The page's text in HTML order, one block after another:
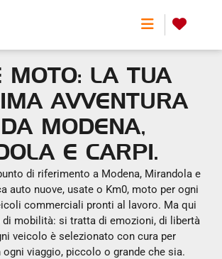
MOTO: LA TUA
AVVENTURA
MODENA,
E CARPI.
di riferimento a Modena, Mirandola e
auto nuove, usate o Km0, moto per ogni
commerciali pronti al lavoro. Ma qui
mobilità: si tratta di emozioni, di libertà
veicolo è selezionato con cura per
viaggio, piccolo o grande che sia.
più alimentazioni